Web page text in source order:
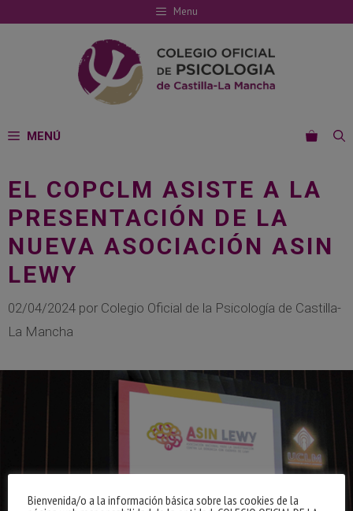
al
Menu
MENÚ
EL COPCLM ASISTE A LA
PRESENTACIÓN DE LA
NUEVA ASOCIACIÓN ASIN
LEWY
02/04/2024 por Colegio Oficial de la Psicología de Castilla-
La Mancha
Bienvenida/o a la información básica sobre las cookies de la